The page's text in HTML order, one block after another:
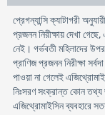
প্রেগন্যান্সি ক্যাটাগরী
প্রজনন নিরীক্ষায় দেখা
নেই। গর্ভবতী মহিলাদের
প্রাণিজ প্রজনন নিরীক্ষা
পাওয়া না গেলেই
নিঃসরণ সংক্রান্ত কোন তথ্য
এজিথ্রোমাইসিন ব্যবহারে